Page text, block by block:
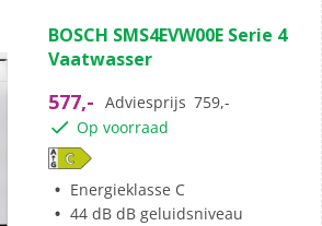
BOSCH SMS4EVW00E Serie 4
Vaatwasser
577,- Adviesprijs 759,-
Op voorraad
Energieklasse C
44 dB dB geluidsniveau